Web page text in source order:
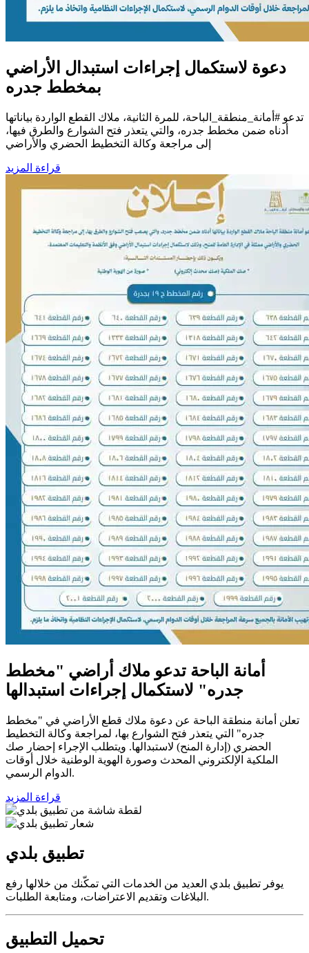
دعوة لاستكمال إجراءات استبدال الأراضي
بمخطط جدره
تدعو #أمانة_منطقة_الباحة، للمرة الثانية، ملاك القطع الواردة بياناتها
أدناه ضمن مخطط جدره، والتي يتعذر فتح الشوارع والطرق فيها،
إلى مراجعة وكالة التخطيط الحضري والأراضي
قراءة المزيد
أمانة الباحة تدعو ملاك أراضي "مخطط
جدره" لاستكمال إجراءات استبدالها
تعلن أمانة منطقة الباحة عن دعوة ملاك قطع الأراضي في "مخطط
جدره" التي يتعذر فتح الشوارع بها، لمراجعة وكالة التخطيط
الحضري (إدارة المنح) لاستبدالها. ويتطلب الإجراء إحضار صك
الملكية الإلكتروني المحدث وصورة الهوية الوطنية خلال أوقات
الدوام الرسمي.
قراءة المزيد
تطبيق بلدي
يوفر تطبيق بلدي العديد من الخدمات التي تمكّنك من خلالها رفع
البلاغات وتقديم الاعتراضات، ومتابعة الطلبات.
تحميل التطبيق